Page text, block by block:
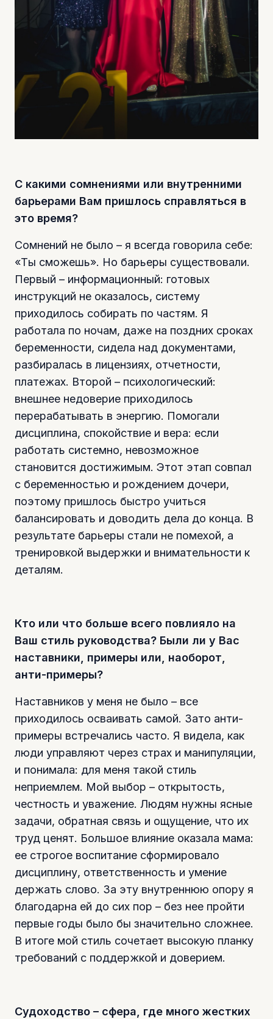
С какими сомнениями или внутренними
барьерами Вам пришлось справляться в
это время?
Сомнений не было – я всегда говорила себе:
«Ты сможешь». Но барьеры существовали.
Первый – информационный: готовых
инструкций не оказалось, систему
приходилось собирать по частям. Я
работала по ночам, даже на поздних сроках
беременности, сидела над документами,
разбиралась в лицензиях, отчетности,
платежах. Второй – психологический:
внешнее недоверие приходилось
перерабатывать в энергию. Помогали
дисциплина, спокойствие и вера: если
работать системно, невозможное
становится достижимым. Этот этап совпал
с беременностью и рождением дочери,
поэтому пришлось быстро учиться
балансировать и доводить дела до конца. В
результате барьеры стали не помехой, а
тренировкой выдержки и внимательности к
деталям.
Кто или что больше всего повлияло на
Ваш стиль руководства? Были ли у Вас
наставники, примеры или, наоборот,
анти-примеры?
Наставников у меня не было – все
приходилось осваивать самой. Зато анти-
примеры встречались часто. Я видела, как
люди управляют через страх и манипуляции,
и понимала: для меня такой стиль
неприемлем. Мой выбор – открытость,
честность и уважение. Людям нужны ясные
задачи, обратная связь и ощущение, что их
труд ценят. Большое влияние оказала мама:
ее строгое воспитание сформировало
дисциплину, ответственность и умение
держать слово. За эту внутреннюю опору я
благодарна ей до сих пор – без нее пройти
первые годы было бы значительно сложнее.
В итоге мой стиль сочетает высокую планку
требований с поддержкой и доверием.
Судоходство – сфера, где много жестких